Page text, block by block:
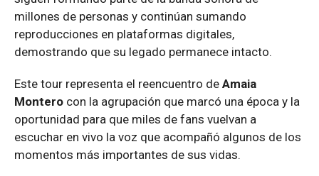
millones de personas y continúan sumando
reproducciones en plataformas digitales,
demostrando que su legado permanece intacto.
Este tour representa el reencuentro de Amaia
Montero con la agrupación que marcó una época y la
oportunidad para que miles de fans vuelvan a
escuchar en vivo la voz que acompañó algunos de los
momentos más importantes de sus vidas.